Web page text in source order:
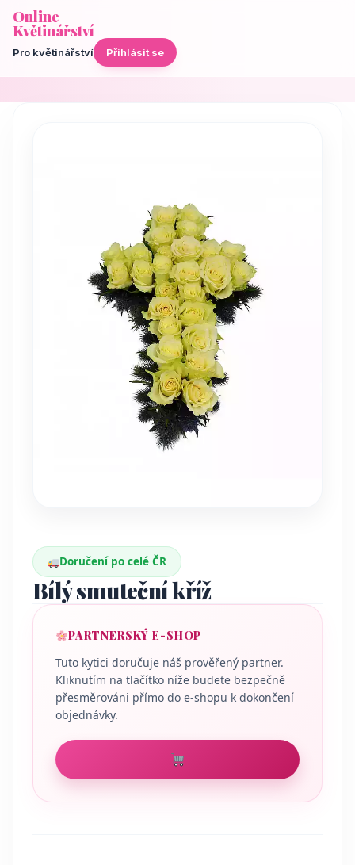
Online
Květinářství
Pro květinářství Přihlásit se
Doručení po celé ČR
Bílý smuteční kříž
PARTNERSKÝ E-SHOP
Tuto kytici doručuje náš prověřený partner.
Kliknutím na tlačítko níže budete bezpečně
přesměrováni přímo do e-shopu k dokončení
objednávky.